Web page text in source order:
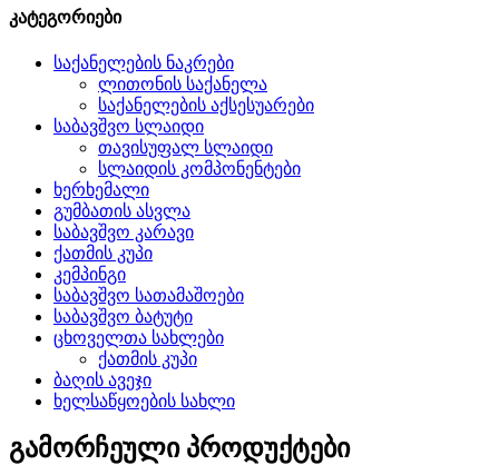
კატეგორიები
საქანელების ნაკრები
ლითონის საქანელა
საქანელების აქსესუარები
საბავშვო სლაიდი
თავისუფალ სლაიდი
სლაიდის კომპონენტები
ხერხემალი
გუმბათის ასვლა
საბავშვო კარავი
ქათმის კუპი
კემპინგი
საბავშვო სათამაშოები
საბავშვო ბატუტი
ცხოველთა სახლები
ქათმის კუპი
ბაღის ავეჯი
ხელსაწყოების სახლი
გამორჩეული პროდუქტები